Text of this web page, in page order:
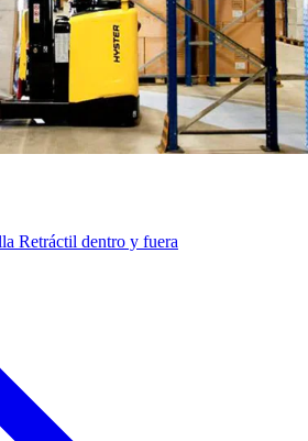
Retráctil dentro y fuera